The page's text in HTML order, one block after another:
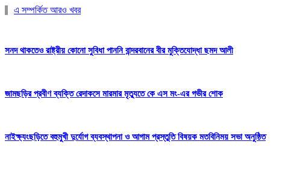
এ সম্পর্কিত আরও খবর
সনদ থাকতেও রাষ্ট্রীয় কোনো সুবিধা পাননি বান্দরবানের বীর মুক্তিযোদ্ধা ছমদ আলী
জামছড়ির প্রবীণ ব্যক্তি রেদাকসে মারমার মৃত্যুতে কে এস মং-এর গভীর শোক
নাইক্ষ্যংছড়িতে বহুমুখী দুর্যোগ ব্যবস্থাপনা ও আগাম প্রস্তুতি বিষয়ক মতবিনিময় সভা অনুষ্ঠিত